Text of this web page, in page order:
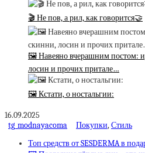
🎬 Не пов, а рил, как говорится🤝
🖼 Навеяно вчерашним постом:
лосин и прочих притале…
🖼 Кстати, о ностальгии:
16.09.2025
tg_modnayacoma
Покупки,Стиль
Топ средств от SESDERMA в